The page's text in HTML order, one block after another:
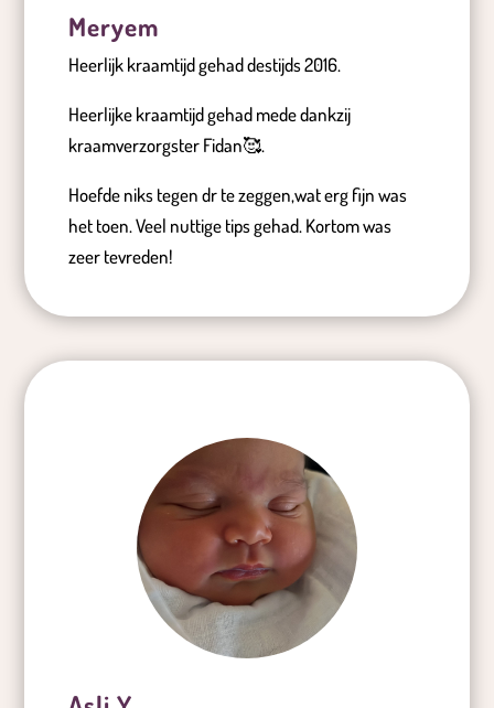
Meryem
Heerlijk kraamtijd gehad destijds 2016.
Heerlijke kraamtijd gehad mede dankzij
kraamverzorgster Fidan🥰.
Hoefde niks tegen dr te zeggen,wat erg fijn was
het toen. Veel nuttige tips gehad. Kortom was
zeer tevreden!